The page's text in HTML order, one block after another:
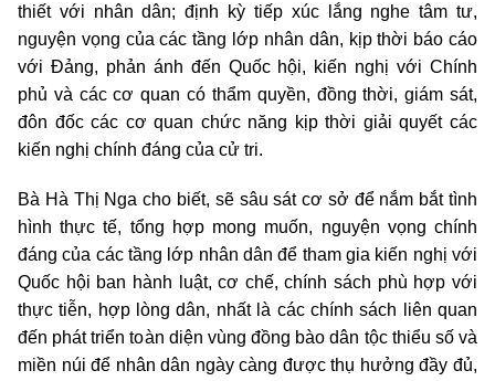
thiết với nhân dân; định kỳ tiếp xúc lắng nghe tâm tư,
nguyện vọng của các tầng lớp nhân dân, kịp thời báo cáo
với Đảng, phản ánh đến Quốc hội, kiến nghị với Chính
phủ và các cơ quan có thẩm quyền, đồng thời, giám sát,
đôn đốc các cơ quan chức năng kịp thời giải quyết các
kiến nghị chính đáng của cử tri.
Bà Hà Thị Nga cho biết, sẽ sâu sát cơ sở để nắm bắt tình
hình thực tế, tổng hợp mong muốn, nguyện vọng chính
đáng của các tầng lớp nhân dân để tham gia kiến nghị với
Quốc hội ban hành luật, cơ chế, chính sách phù hợp với
thực tiễn, hợp lòng dân, nhất là các chính sách liên quan
đến phát triển toàn diện vùng đồng bào dân tộc thiểu số và
miền núi để nhân dân ngày càng được thụ hưởng đầy đủ,